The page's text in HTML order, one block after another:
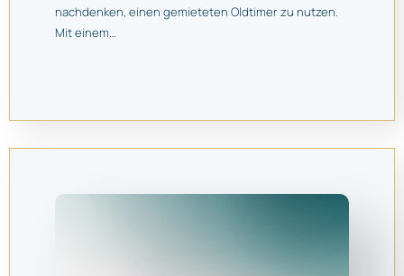
nachdenken, einen gemieteten Oldtimer zu nutzen.
Mit einem…